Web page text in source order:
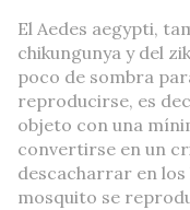
El Aedes aegypti,
chikungunya y del
poco de sombra
reproducirse, es
objeto con una
convertirse en un
descacharrar en
mosquito se